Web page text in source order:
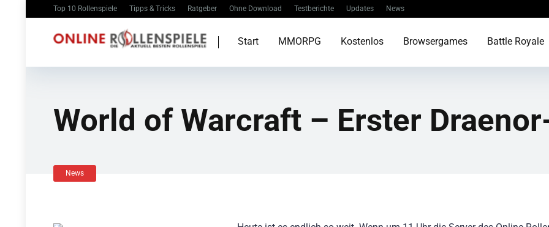
Top 10 Rollenspiele Tipps & Tricks Ratgeber Ohne Download Testberichte Updates News
Start MMORPG Kostenlos Browsergames Battle Royale
World of Warcraft – Erster
News